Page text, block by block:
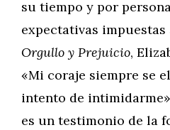
su tiempo y por
expectativas impuestas
Orgullo y Prejuicio,
«Mi coraje siempre se
intento de
es un testimonio de la